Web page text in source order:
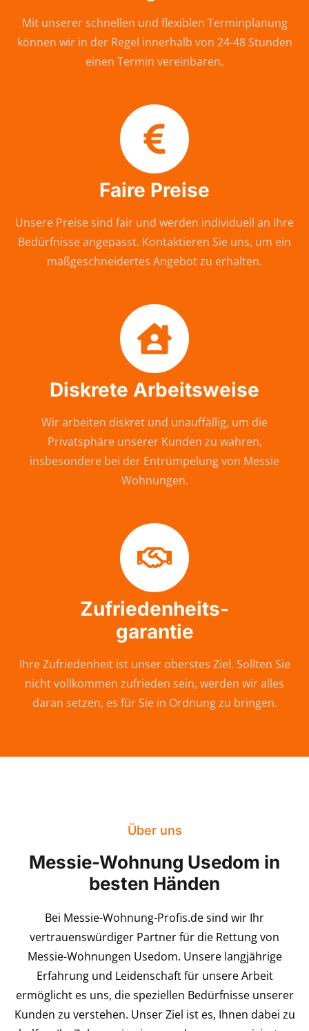
Mit unserer schnellen und flexiblen Terminplanung
können wir in der Regel innerhalb von 24-48 Stunden
einen Termin vereinbaren.
Faire Preise
Unsere Preise sind fair und werden individuell an Ihre
Bedürfnisse angepasst. Kontaktieren Sie uns, um ein
maßgeschneidertes Angebot zu erhalten.
Diskrete Arbeitsweise
Wir arbeiten diskret und unauffällig, um die
Privatsphäre unserer Kunden zu wahren,
insbesondere bei der Entrümpelung von Messie
Wohnungen.
Zufriedenheits-
garantie
Ihre Zufriedenheit ist unser oberstes Ziel. Sollten Sie
nicht vollkommen zufrieden sein, werden wir alles
daran setzen, es für Sie in Ordnung zu bringen.
Über uns
Messie-Wohnung Usedom in
besten Händen
Bei Messie-Wohnung-Profis.de sind wir Ihr
vertrauenswürdiger Partner für die Rettung von
Messie-Wohnungen Usedom. Unsere langjährige
Erfahrung und Leidenschaft für unsere Arbeit
ermöglicht es uns, die speziellen Bedürfnisse unserer
Kunden zu verstehen. Unser Ziel ist es, Ihnen dabei zu